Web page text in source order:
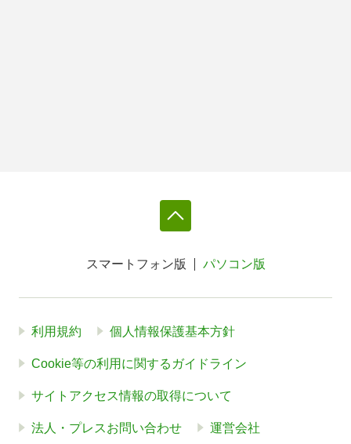
スマートフォン版 パソコン版
利用規約 個人情報保護基本方針
Cookie等の利用に関するガイドライン
サイトアクセス情報の取得について
法人・プレスお問い合わせ 運営会社